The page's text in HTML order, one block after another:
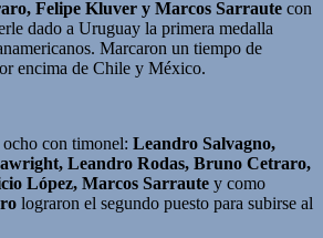
Felipe Kluver y Marcos Sarraute con
dado a Uruguay la primera medalla
Marcaron un tiempo de
encima de Chile y México.
ocho con timonel: Leandro Salvagno,
Leandro Rodas, Bruno Cetraro,
López, Marcos Sarraute y como
lograron el segundo puesto para subirse al